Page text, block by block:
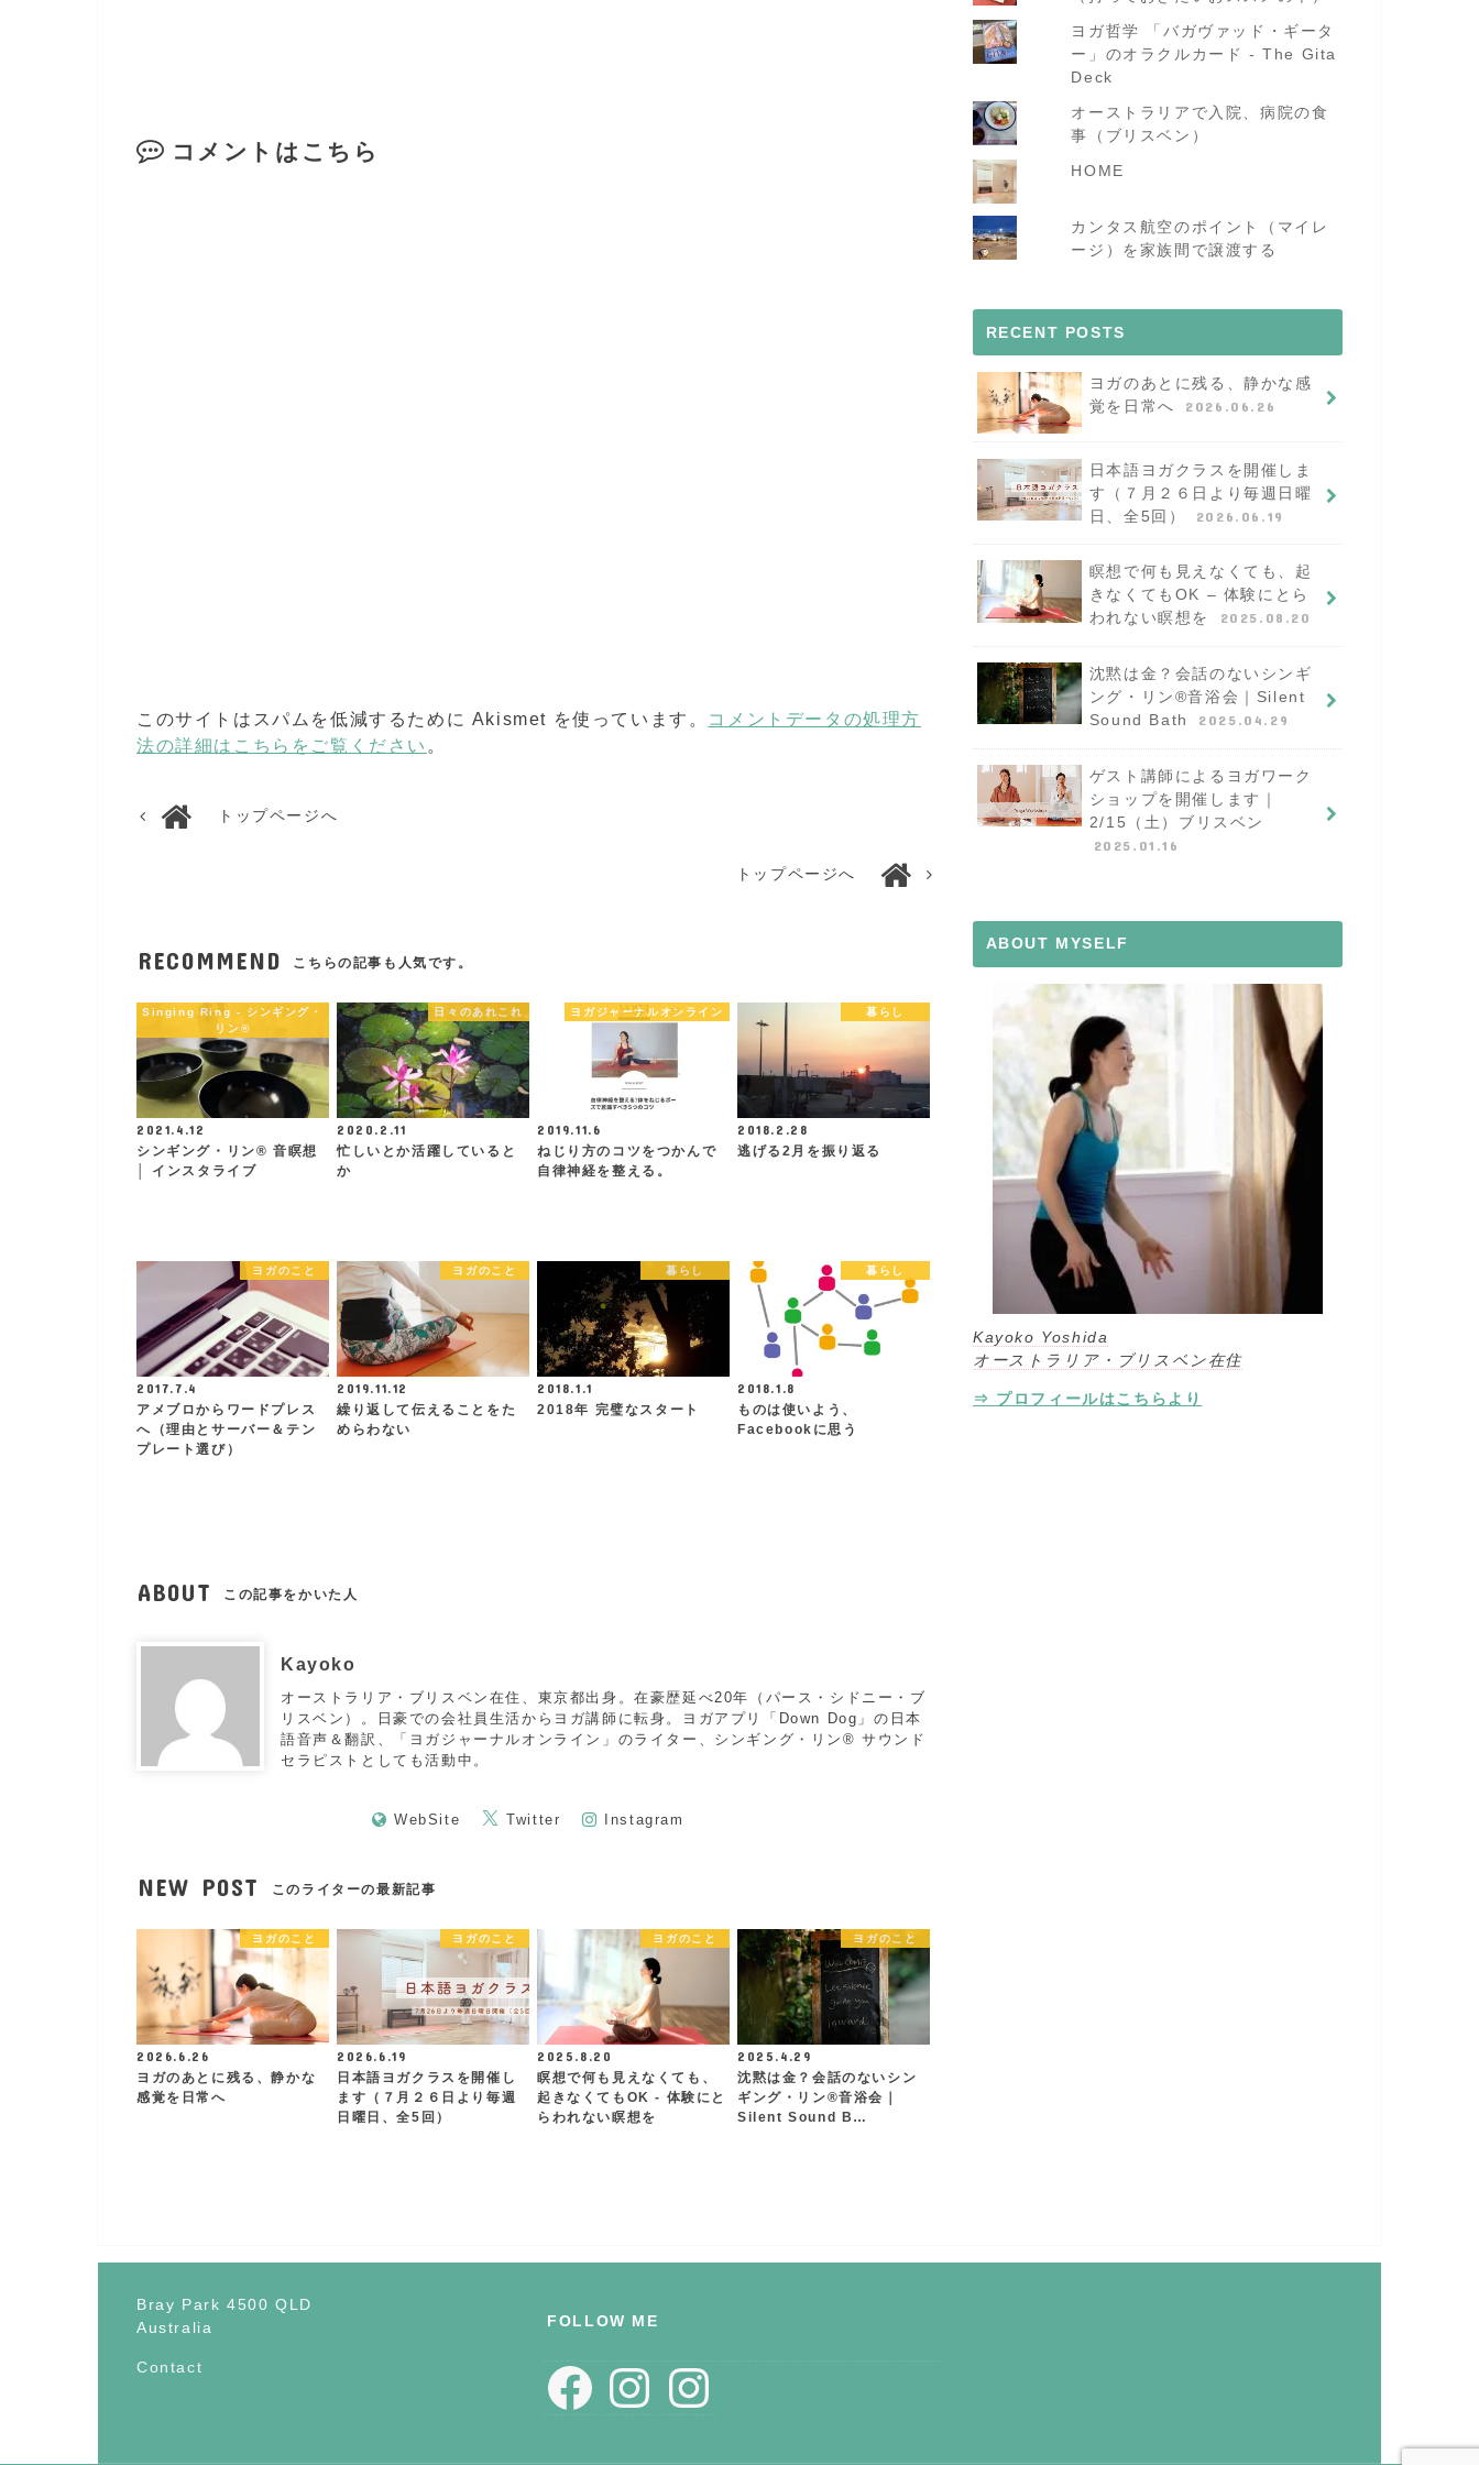
コメントはこちら
このサイトはスパムを低減するために Akismet を使っています。 コメントデータの処理方
法の詳細はこちらをご覧ください 。
トップページへ
トップページへ
RECOMMEND こちらの記事も人気です。
Singing Ring - シンギング・
リン®
2021.4.12
シンギング・リン® 音瞑想
│ インスタライブ
日々のあれこれ
2020.2.11
忙しいとか活躍していると
か
ヨガジャーナルオンライン
2019.11.6
ねじり方のコツをつかんで
自律神経を整える。
暮らし
2018.2.28
逃げる2月を振り返る
ヨガのこと
2017.7.4
アメブロからワードプレス
へ（理由とサーバー＆テン
プレート選び）
ヨガのこと
2019.11.12
繰り返して伝えることをた
めらわない
暮らし
2018.1.1
2018年 完璧なスタート
暮らし
2018.1.8
ものは使いよう、
Facebookに思う
ABOUT この記事をかいた人
Kayoko
オーストラリア・ブリスベン在住、東京都出身。在豪歴延べ20年（パース・シドニー・ブ
リスベン）。日豪での会社員生活からヨガ講師に転身。ヨガアプリ「Down Dog」の日本
語音声＆翻訳、「ヨガジャーナルオンライン」のライター、シンギング・リン®︎ サウンド
セラピストとしても活動中。
WebSite Twitter Instagram
NEW POST このライターの最新記事
ヨガのこと
2026.6.26
ヨガのあとに残る、静かな
感覚を日常へ
ヨガのこと
2026.6.19
日本語ヨガクラスを開催し
ます（７月２６日より毎週
日曜日、全5回）
ヨガのこと
2025.8.20
瞑想で何も見えなくても、
起きなくてもOK - 体験にと
らわれない瞑想を
ヨガのこと
2025.4.29
沈黙は金？会話のないシン
ギング・リン®︎音浴会｜
Silent Sound B…
ヨガ哲学 「バガヴァッド・ギータ
ー」のオラクルカード - The Gita
Deck
オーストラリアで入院、病院の食
事（ブリスベン）
HOME
カンタス航空のポイント（マイレ
ージ）を家族間で譲渡する
RECENT POSTS
ヨガのあとに残る、静かな感
覚を日常へ
2026.06.26
日本語ヨガクラスを開催しま
す（７月２６日より毎週日曜
日、全5回）
2026.06.19
瞑想で何も見えなくても、起
きなくてもOK – 体験にとら
われない瞑想を
2025.08.20
沈黙は金？会話のないシンギ
ング・リン®︎音浴会｜Silent
Sound Bath
2025.04.29
ゲスト講師によるヨガワーク
ショップを開催します｜
2/15（土）ブリスベン
2025.01.16
ABOUT MYSELF
Kayoko Yoshida
オーストラリア・ブリスベン在住
⇒ プロフィールはこちらより
Bray Park 4500 QLD
Australia
Contact
FOLLOW ME
FacebookInstagramInstagram